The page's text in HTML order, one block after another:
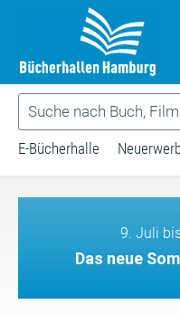
E-Bücherhalle
9. Juli
Das neue